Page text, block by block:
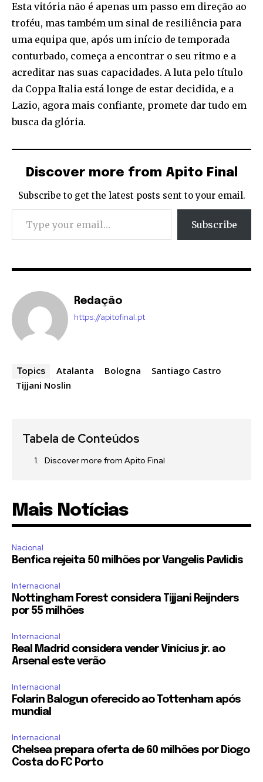
Esta vitória não é apenas um passo em direção ao
troféu, mas também um sinal de resiliência para
uma equipa que, após um início de temporada
conturbado, começa a encontrar o seu ritmo e a
acreditar nas suas capacidades. A luta pelo título
da Coppa Italia está longe de estar decidida, e a
Lazio, agora mais confiante, promete dar tudo em
busca da glória.
Discover more from Apito Final
Subscribe to get the latest posts sent to your email.
Type your email…
Subscribe
Redação
https://apitofinal.pt
Topics Atalanta Bologna
Santiago Castro
Tijjani Noslin
Tabela de Conteúdos
Discover more from Apito Final
Mais Notícias
Nacional
Benfica rejeita 50 milhões por Vangelis Pavlidis
Internacional
Nottingham Forest considera Tijjani Reijnders
por 55 milhões
Internacional
Real Madrid considera vender Vinícius jr. ao
Arsenal este verão
Internacional
Folarin Balogun oferecido ao Tottenham após
mundial
Internacional
Chelsea prepara oferta de 60 milhões por Diogo
Costa do FC Porto